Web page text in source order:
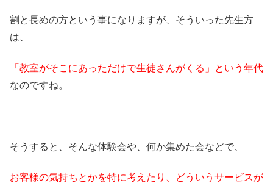
割と長めの方という事になりますが、そういった先生方
は、
「教室がそこにあっただけで生徒さんがくる」という年代
なのですね。
そうすると、そんな体験会や、何か集めた会などで、
お客様の気持ちとかを特に考えたり、どういうサービスが